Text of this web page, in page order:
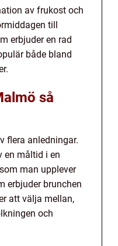
av frukost och
till
erbjuder en rad
både bland
så
flera anledningar.
en måltid i en
man upplever
erbjuder brunchen
att välja mellan,
och